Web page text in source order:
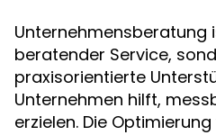
Unternehmensberatung
beratender Service,
praxisorientierte
Unternehmen hilft,
erzielen. Die